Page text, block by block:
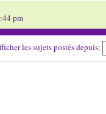
pm
les sujets postés depuis: